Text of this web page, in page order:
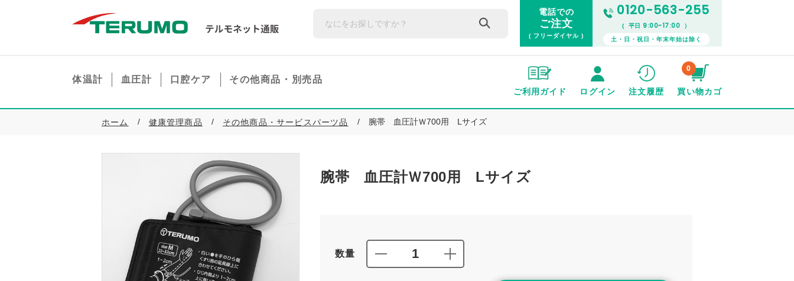
電話での
ご注文
( フリーダイヤル )
0120-563-255
( 平日9:00~17:00 ）
土・日・祝日・年末年始は除く
体温計 血圧計 口腔ケア その他商品・ 別売品
ご利用ガイド ログイン 注文履歴
0
買い物カゴ
ホーム 健康管理商品 その他商品・サービスパーツ品 腕帯 血圧計Ｗ700用 Lサイズ
腕帯 血圧計Ｗ700用 Lサイズ
数量